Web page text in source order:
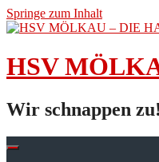
Springe zum Inhalt
HSV
Wir schnappen